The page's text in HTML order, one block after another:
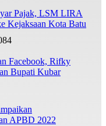
Pajak, LSM LIRA
Kejaksaan Kota Batu
Facebook, Rifky
Bupati Kubar
APBD 2022